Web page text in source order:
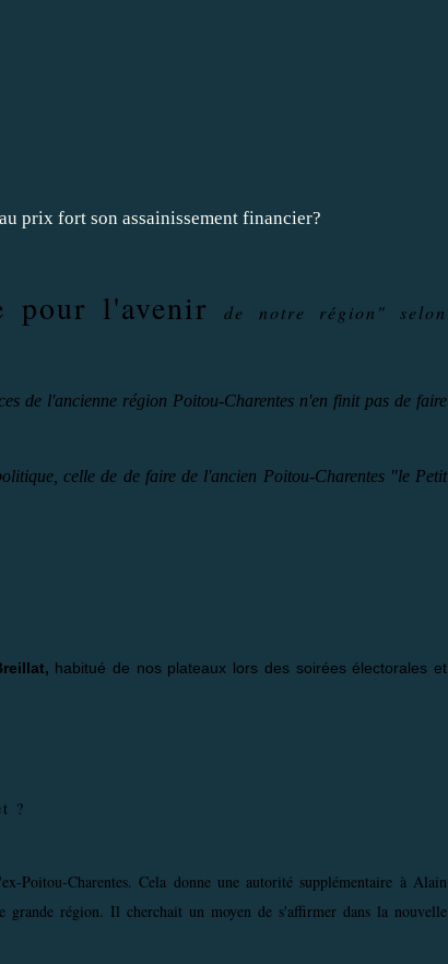
pour l'avenirde notre région" selon
de l'ancienne région Poitou-Charentes n'en finit pas de faire
celle de de faire de l'ancien Poitou-Charentes "le Petit
habitué de nos plateaux lors des soirées électorales et
?
Poitou-Charentes. Cela donne une autorité supplémentaire à Alain
région. Il cherchait un moyen de s'affirmer dans la nouvelle